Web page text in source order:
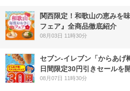
関西限定！和歌山の恵みを
フェア』全商品徹底紹介
08月03日 11時30分
セブン‐イレブン「からあ
日間限定30円引きセールを
08月07日 11時30分